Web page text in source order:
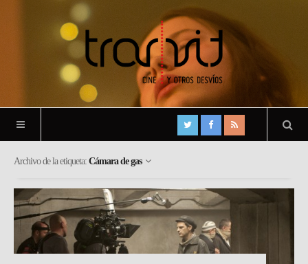
Archivo de la etiqueta: Cámara de gas